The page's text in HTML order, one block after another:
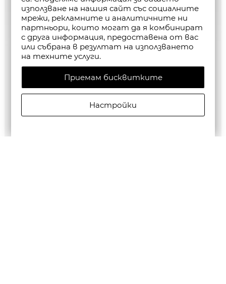
използване на нашия сайт със социалните
мрежи, рекламните и аналитичните ни
партньори, които могат да я комбинират
с друга информация, предоставена от вас
или събрана в резултат на използването
на техните услуги.
Приемам бисквитките
Настройки